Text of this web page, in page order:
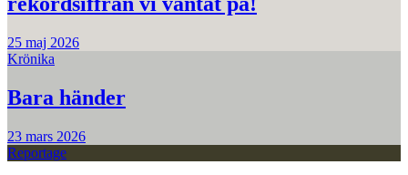
25 maj 2026
Krönika
Bara händer
23 mars 2026
Reportage